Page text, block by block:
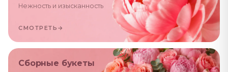
Нежность и изысканность
СМОТРЕТЬ →
Сборные букеты